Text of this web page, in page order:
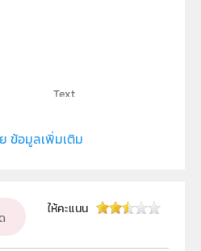
Text
ยาศาสตร์ มหาวิทยาลัย
เจริญขวัญ บุญธรรม
ข้อมูลเพิ่มเติม
ให้คะแนน